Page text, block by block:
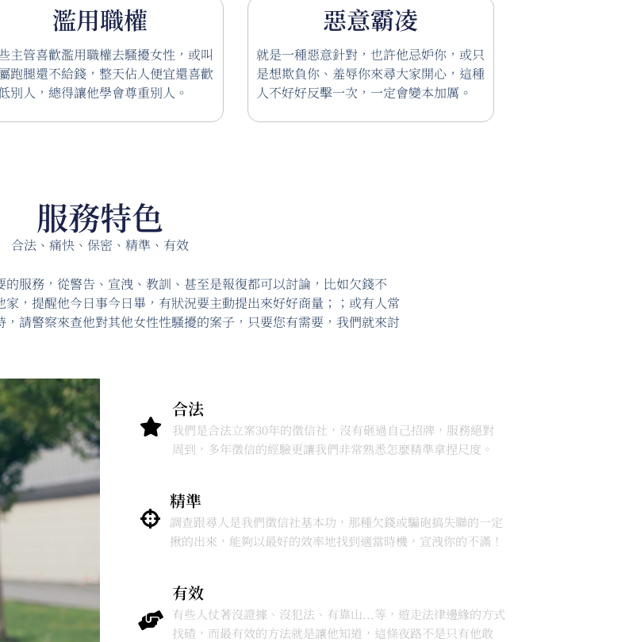
濫用職權
主管喜歡濫用職權去騷擾女性，或叫
跑腿還不給錢，整天佔人便宜還喜歡
別人，總得讓他學會尊重別人。
惡意霸凌
就是一種惡意針對，也許他忌妒你，或只
是想欺負你、羞辱你來尋大家開心，這種
人不好好反擊一次，一定會變本加厲。
服務特色
合法、痛快、保密、精準、有效
服務，從警告、宣洩、教訓、甚至是報復都可以討論，比如欠錢不
，提醒他今日事今日畢，有狀況要主動提出來好好商量；；或有人常
請警察來查他對其他女性性騷擾的案子，只要您有需要，我們就來討
合法
我們是合法立案30年的徵信社，沒有砸過自己招牌，服務絕對
周到，多年徵信的經驗更讓我們非常熟悉怎麼精準拿捏尺度。
精準
調查跟尋人是我們徵信社基本功，那種欠錢或騙砲搞失聯的一定
揪的出來，能夠以最好的效率地找到適當時機，宣洩你的不滿！
有效
有些人仗著沒證據、沒犯法、有靠山...等，遊走法律邊緣的方式
找碴，而最有效的方法就是讓他知道，這條夜路不是只有他敢